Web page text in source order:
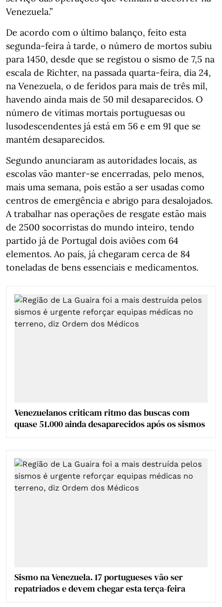
Venezuela.”
De acordo com o último balanço, feito esta
segunda-feira à tarde, o número de mortos subiu
para 1450, desde que se registou o sismo de 7,5 na
escala de Richter, na passada quarta-feira, dia 24,
na Venezuela, o de feridos para mais de três mil,
havendo ainda mais de 50 mil desaparecidos. O
número de vítimas mortais portuguesas ou
lusodescendentes já está em 56 e em 91 que se
mantém desaparecidos.
Segundo anunciaram as autoridades locais, as
escolas vão manter-se encerradas, pelo menos,
mais uma semana, pois estão a ser usadas como
centros de emergência e abrigo para desalojados.
A trabalhar nas operações de resgate estão mais
de 2500 socorristas do mundo inteiro, tendo
partido já de Portugal dois aviões com 64
elementos. Ao país, já chegaram cerca de 84
toneladas de bens essenciais e medicamentos.
Venezuelanos criticam ritmo das buscas com
quase 51.000 ainda desaparecidos após os sismos
Sismo na Venezuela. 17 portugueses vão ser
repatriados e devem chegar esta terça-feira